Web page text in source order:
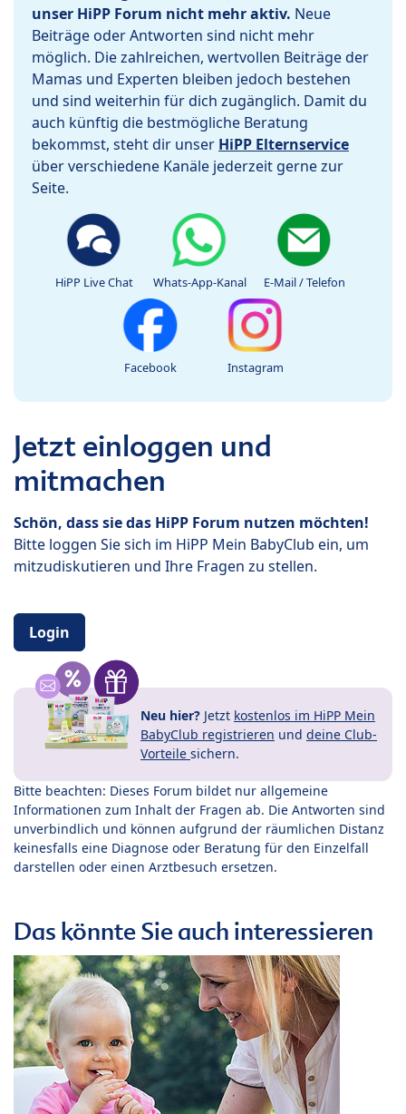
unser HiPP Forum nicht mehr aktiv. Neue
Beiträge oder Antworten sind nicht mehr
möglich. Die zahlreichen, wertvollen Beiträge der
Mamas und Experten bleiben jedoch bestehen
und sind weiterhin für dich zugänglich. Damit du
auch künftig die bestmögliche Beratung
bekommst, steht dir unser HiPP Elternservice
über verschiedene Kanäle jederzeit gerne zur
Seite.
HiPP Live Chat Whats-App-Kanal E-Mail / Telefon
Facebook Instagram
Jetzt einloggen und
mitmachen
Schön, dass sie das HiPP Forum nutzen möchten!
Bitte loggen Sie sich im HiPP Mein BabyClub ein, um
mitzudiskutieren und Ihre Fragen zu stellen.
Login
Neu hier? Jetzt kostenlos im HiPP Mein
BabyClub registrieren und deine Club-
Vorteile sichern.
Bitte beachten: Dieses Forum bildet nur allgemeine
Informationen zum Inhalt der Fragen ab. Die Antworten sind
unverbindlich und können aufgrund der räumlichen Distanz
keinesfalls eine Diagnose oder Beratung für den Einzelfall
darstellen oder einen Arztbesuch ersetzen.
Das könnte Sie auch interessieren